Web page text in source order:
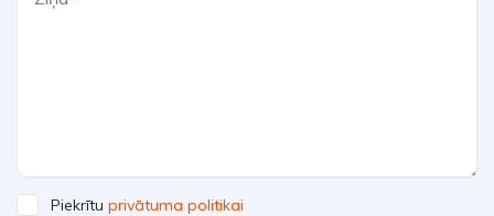
Piekrītu privātuma politikai